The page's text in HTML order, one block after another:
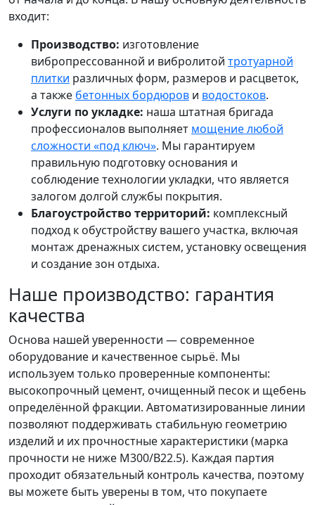
входит:
Производство: изготовление
вибропрессованной и вибролитой тротуарной
плитки различных форм, размеров и расцветок,
а также бетонных бордюров и водостоков.
Услуги по укладке: наша штатная бригада
профессионалов выполняет мощение любой
сложности «под ключ». Мы гарантируем
правильную подготовку основания и
соблюдение технологии укладки, что является
залогом долгой службы покрытия.
Благоустройство территорий: комплексный
подход к обустройству вашего участка, включая
монтаж дренажных систем, установку освещения
и создание зон отдыха.
Наше производство: гарантия
качества
Основа нашей уверенности — современное
оборудование и качественное сырьё. Мы
используем только проверенные компоненты:
высокопрочный цемент, очищенный песок и щебень
определённой фракции. Автоматизированные линии
позволяют поддерживать стабильную геометрию
изделий и их прочностные характеристики (марка
прочности не ниже М300/В22.5). Каждая партия
проходит обязательный контроль качества, поэтому
вы можете быть уверены в том, что покупаете